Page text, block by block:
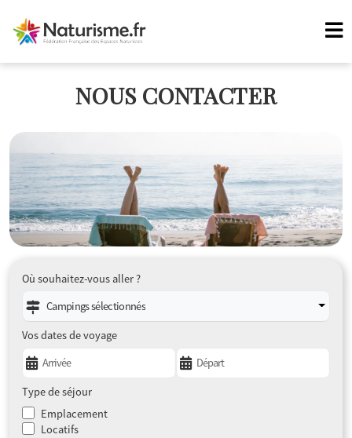
NOUS CONTACTER
Où souhaitez-vous aller ?
Campings sélectionnés
Vos dates de voyage
Type de séjour
Emplacement
Locatifs